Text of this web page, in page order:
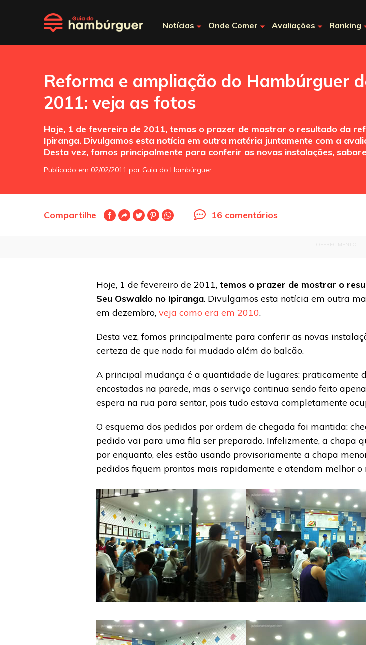
Notícias Onde Comer Avaliações Ranking
Reforma e ampliação do Hambúrguer
2011: veja as fotos
Hoje, 1 de fevereiro de 2011, temos o prazer de mostrar o resultado da
Ipiranga. Divulgamos esta notícia em outra matéria juntamente com a
Desta vez, fomos principalmente para conferir as novas instalações,
Publicado em 02/02/2011 por Guia do Hambúrguer
Compartilhe 16 comentários
Hoje, 1 de fevereiro de 2011, temos o prazer de mostrar o
Seu Oswaldo no Ipiranga. Divulgamos esta notícia em outra
em dezembro, veja como era em 2010.
Desta vez, fomos principalmente para conferir as novas
certeza de que nada foi mudado além do balcão.
A principal mudança é a quantidade de lugares: praticamente
encostadas na parede, mas o serviço continua sendo feito
espera na rua para sentar, pois tudo estava completamente
O esquema dos pedidos por ordem de chegada foi mantida:
pedido vai para uma fila ser preparado. Infelizmente, a chapa
por enquanto, eles estão usando provisoriamente a chapa
pedidos fiquem prontos mais rapidamente e atendam melhor o